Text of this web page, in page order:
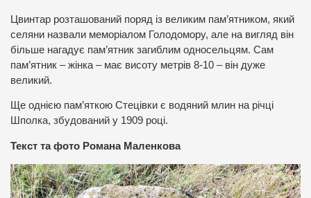
Цвинтар розташований поряд із великим пам’ятником, який
селяни назвали меморіалом Голодомору, але на вигляд він
більше нагадує пам’ятник загиблим односельцям. Сам
пам’ятник – жінка – має висоту метрів 8-10 – він дуже
великий.
Ще однією пам’яткою Стецівки є водяний млин на річці
Шполка, збудований у 1909 році.
Текст та фото Романа Маленкова